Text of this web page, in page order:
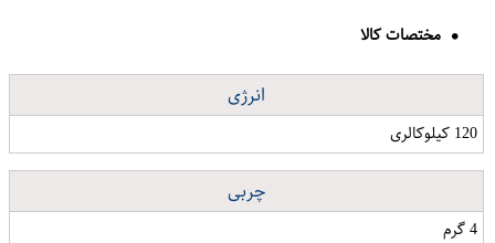
مختصات کالا
انرژی
120 کیلوکالری
چربی
4 گرم